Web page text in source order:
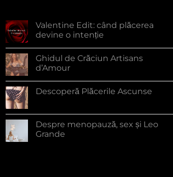
Valentine Edit: când plăcerea
devine o intenție
Ghidul de Crăciun Artisans
d’Amour
Descoperă Plăcerile Ascunse
Despre menopauză, sex și Leo
Grande